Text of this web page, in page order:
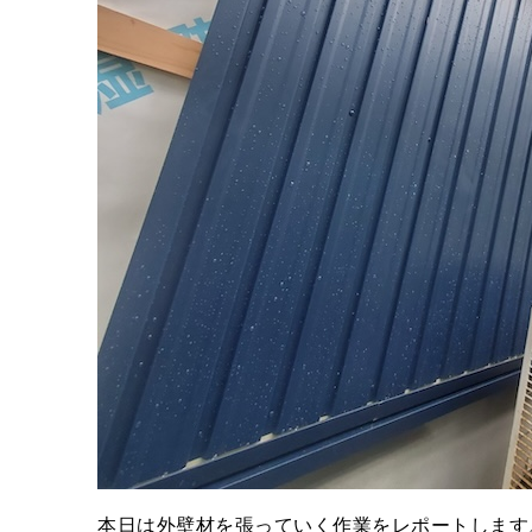
本日は外壁材を張っていく作業をレポートしま